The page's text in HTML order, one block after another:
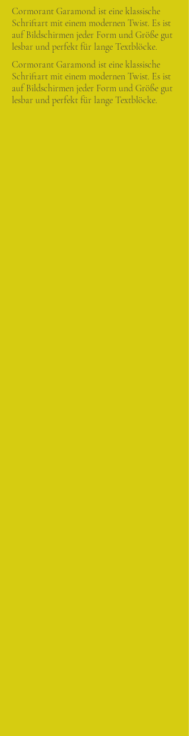
Cormorant Garamond ist eine klassische
Schriftart mit einem modernen Twist. Es ist
auf Bildschirmen jeder Form und Größe gut
lesbar und perfekt für lange Textblöcke.
Cormorant Garamond ist eine klassische
Schriftart mit einem modernen Twist. Es ist
auf Bildschirmen jeder Form und Größe gut
lesbar und perfekt für lange Textblöcke.